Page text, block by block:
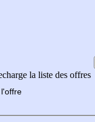
la liste des offres